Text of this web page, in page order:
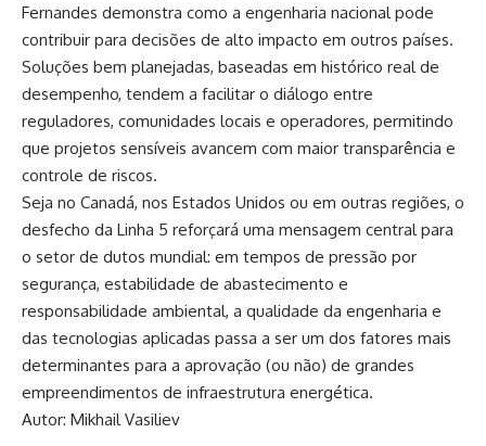
Fernandes demonstra como a engenharia nacional pode
contribuir para decisões de alto impacto em outros países.
Soluções bem planejadas, baseadas em histórico real de
desempenho, tendem a facilitar o diálogo entre
reguladores, comunidades locais e operadores, permitindo
que projetos sensíveis avancem com maior transparência e
controle de riscos.
Seja no Canadá, nos Estados Unidos ou em outras regiões, o
desfecho da Linha 5 reforçará uma mensagem central para
o setor de dutos mundial: em tempos de pressão por
segurança, estabilidade de abastecimento e
responsabilidade ambiental, a qualidade da engenharia e
das tecnologias aplicadas passa a ser um dos fatores mais
determinantes para a aprovação (ou não) de grandes
empreendimentos de infraestrutura energética.
Autor: Mikhail Vasiliev